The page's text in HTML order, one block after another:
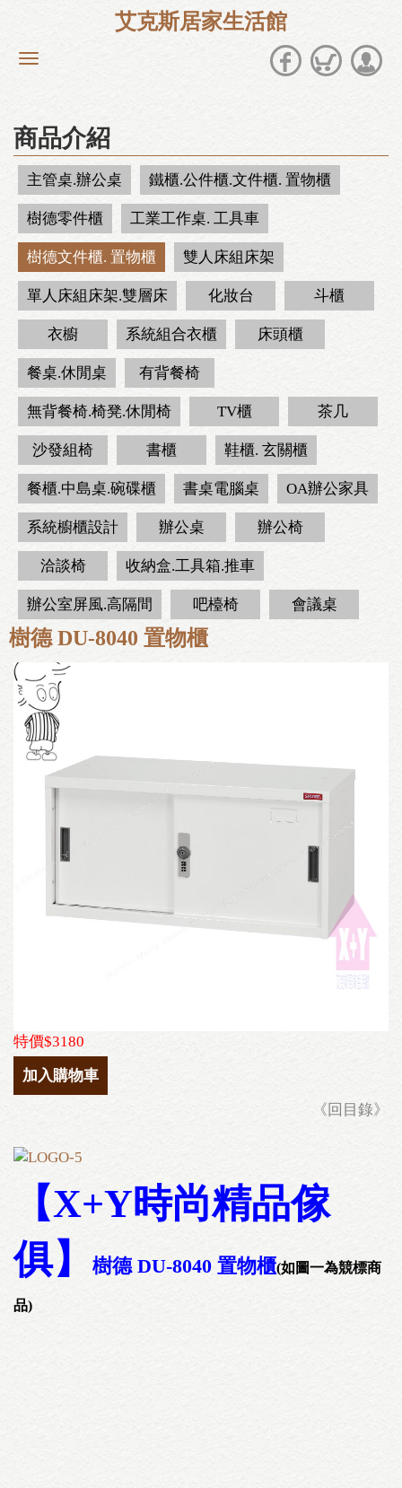
艾克斯居家生活館
商品介紹
主管桌.辦公桌 鐵櫃.公件櫃.文件櫃. 置物櫃
樹德零件櫃 工業工作桌. 工具車
樹德文件櫃. 置物櫃 雙人床組床架
單人床組床架.雙層床 化妝台 斗櫃
衣櫥 系統組合衣櫃 床頭櫃
餐桌.休閒桌 有背餐椅
無背餐椅.椅凳.休閒椅 TV櫃 茶几
沙發組椅 書櫃 鞋櫃. 玄關櫃
餐櫃.中島桌.碗碟櫃 書桌電腦桌 OA辦公家具
系統櫥櫃設計 辦公桌 辦公椅
洽談椅 收納盒.工具箱.推車
辦公室屏風.高隔間 吧檯椅 會議桌
樹德 DU-8040 置物櫃
特價$3180
加入購物車
《回目錄》
【X+Y時尚精品傢
俱】
樹德 DU-8040 置物櫃(如圖一為競標商
品)